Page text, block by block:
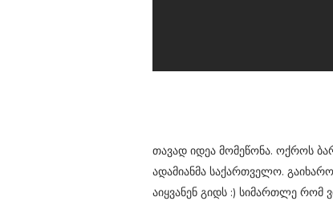
თავად იდეა მომეწონა. ოქროს
ადამიანმა საქართველო.
აიყვანენ გიდს :) სიმართლე რომ